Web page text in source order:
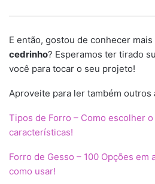
E então, gostou de conhecer
cedrinho? Esperamos ter tirado
você para tocar o seu projeto!
Aproveite para ler também
Tipos de Forro – Como escolher
características!
Forro de Gesso – 100 Opções em
como usar!